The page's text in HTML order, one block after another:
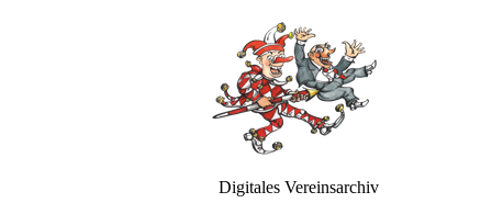
Digitales Vereinsarchiv